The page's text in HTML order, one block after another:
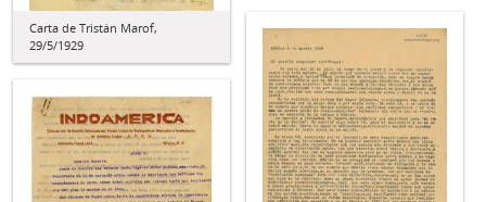
Carta de Tristán Marof,
29/5/1929